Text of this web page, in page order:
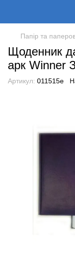
Папір та
Щоденник
арк Winner
Артикул: 011515e